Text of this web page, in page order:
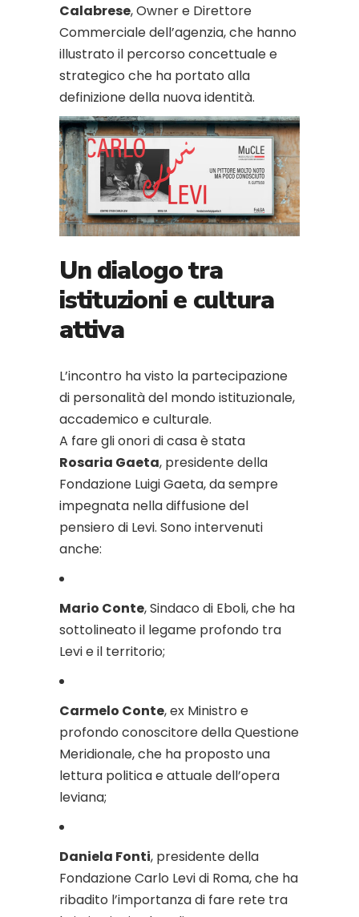
Calabrese, Owner e Direttore
Commerciale dell’agenzia, che hanno
illustrato il percorso concettuale e
strategico che ha portato alla
definizione della nuova identità.
Un dialogo tra
istituzioni e cultura
attiva
L’incontro ha visto la partecipazione
di personalità del mondo istituzionale,
accademico e culturale.
A fare gli onori di casa è stata
Rosaria Gaeta, presidente della
Fondazione Luigi Gaeta, da sempre
impegnata nella diffusione del
pensiero di Levi. Sono intervenuti
anche:
Mario Conte, Sindaco di Eboli, che ha
sottolineato il legame profondo tra
Levi e il territorio;
Carmelo Conte, ex Ministro e
profondo conoscitore della Questione
Meridionale, che ha proposto una
lettura politica e attuale dell’opera
leviana;
Daniela Fonti, presidente della
Fondazione Carlo Levi di Roma, che ha
ribadito l’importanza di fare rete tra